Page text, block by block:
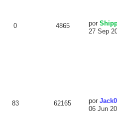
0 4865 por
27 Sep
83 62165 por
06 Jun